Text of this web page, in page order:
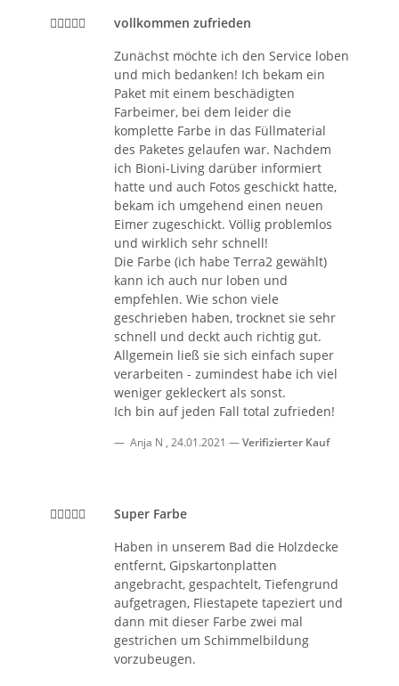
vollkommen zufrieden
Zunächst möchte ich den Service loben
und mich bedanken! Ich bekam ein
Paket mit einem beschädigten
Farbeimer, bei dem leider die
komplette Farbe in das Füllmaterial
des Paketes gelaufen war. Nachdem
ich Bioni-Living darüber informiert
hatte und auch Fotos geschickt hatte,
bekam ich umgehend einen neuen
Eimer zugeschickt. Völlig problemlos
und wirklich sehr schnell!
Die Farbe (ich habe Terra2 gewählt)
kann ich auch nur loben und
empfehlen. Wie schon viele
geschrieben haben, trocknet sie sehr
schnell und deckt auch richtig gut.
Allgemein ließ sie sich einfach super
verarbeiten - zumindest habe ich viel
weniger gekleckert als sonst.
Ich bin auf jeden Fall total zufrieden!
Anja N , 24.01.2021 Verifizierter Kauf
Super Farbe
Haben in unserem Bad die Holzdecke
entfernt, Gipskartonplatten
angebracht, gespachtelt, Tiefengrund
aufgetragen, Fliestapete tapeziert und
dann mit dieser Farbe zwei mal
gestrichen um Schimmelbildung
vorzubeugen.